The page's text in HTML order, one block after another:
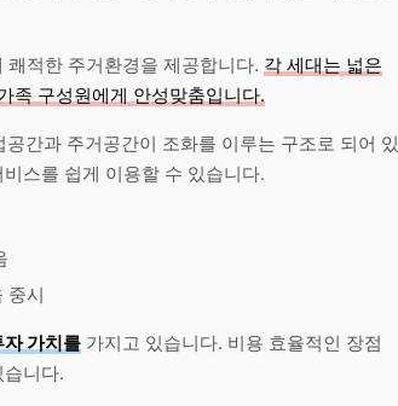
적한 주거환경을 제공합니다. 각 세대는 넓은
족 구성원에게 안성맞춤입니다.
공간과 주거공간이 조화를 이루는 구조로 되어 있
스를 쉽게 이용할 수 있습니다.
중시
자 가치를 가지고 있습니다. 비용 효율적인 장점
니다.